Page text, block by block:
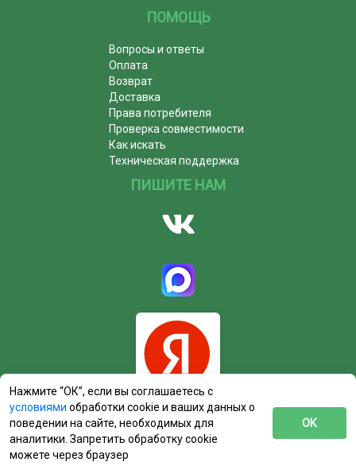
ПОМОЩЬ
Вопросы и ответы
Оплата
Возврат
Доставка
Права потребителя
Проверка совместимости
Как искать
Техническая поддержка
ПИШИТЕ НАМ
Нажмите “ОК”, если вы соглашаетесь с
условиями обработки cookie и ваших данных о
поведении на сайте, необходимых для
аналитики. Запретить обработку cookie
можете через браузер
ОК